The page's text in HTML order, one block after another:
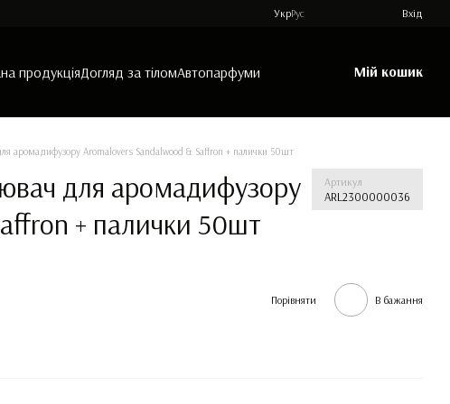
УкрРус Вхід
продукціяДогляд за тіломАвтопарфуми Мій кошик
аромадифузору Aromalovers Sandalwood & Saffron + палички 50шт
для аромадифузору
+ палички 50шт
Артикул
ARL2300000036
Порівняти В бажання